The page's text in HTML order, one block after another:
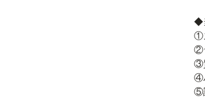
◆
①
②
③
④
⑤